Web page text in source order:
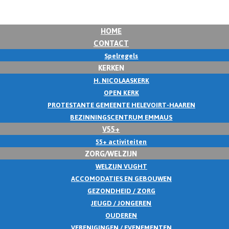
HOME
CONTACT
Spelregels
KERKEN
H. NICOLAASKERK
OPEN KERK
PROTESTANTE GEMEENTE HELEVOIRT-HAAREN
BEZINNINGSCENTRUM EMMAUS
V55+
55+ activiteiten
ZORG/WELZIJN
WELZIJN VUGHT
ACCOMODATIES EN GEBOUWEN
GEZONDHEID / ZORG
JEUGD / JONGEREN
OUDEREN